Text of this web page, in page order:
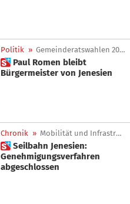
Politik » Gemeinderatswahlen 2025
 Paul Romen bleibt
Bürgermeister von Jenesien
Chronik » Mobilität und Infrastrukturen
 Seilbahn Jenesien:
Genehmigungsverfahren
abgeschlossen